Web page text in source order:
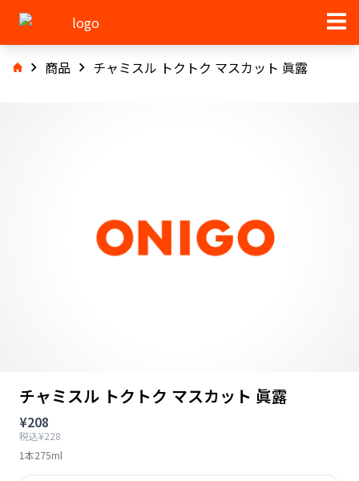
商品 チャミスル トクトク マスカット 眞露
チャミスル トクトク マスカット 眞露
¥208
税込¥228
1本275ml